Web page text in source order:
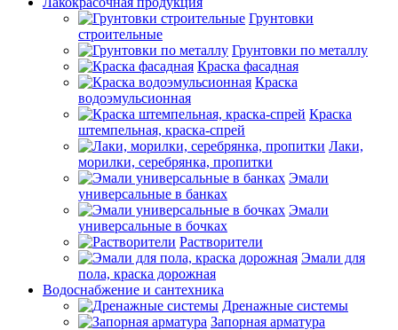
Грунтовки
строительные
Грунтовки по металлу
Краска фасадная
Краска
водоэмульсионная
Краска
штемпельная, краска-спрей
Лаки,
морилки, серебрянка, пропитки
Эмали
универсальные в банках
Эмали
универсальные в бочках
Растворители
Эмали для
пола, краска дорожная
Водоснабжение и сантехника
Дренажные системы
Запорная арматура